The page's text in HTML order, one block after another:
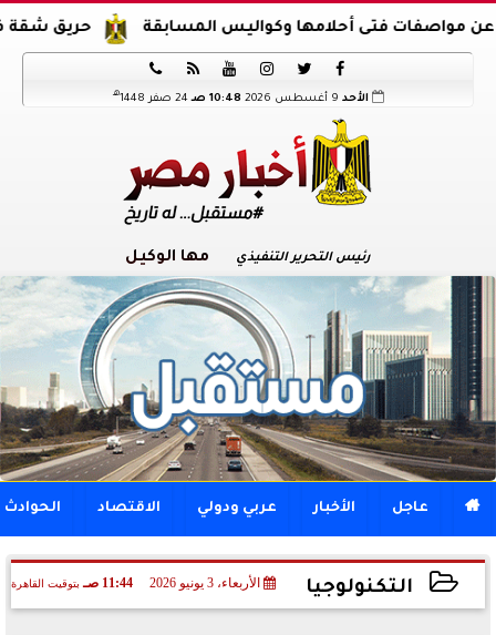
حريق شقة في الدرب أحلامها وكواليس المسابقة






الأحد 10:48 صـ 24 صفر 1448 هـ
رئيس التحرير التنفيذي مها الوكيل
 عاجل الأخبار عربي ودولي الاقتصاد الحوادث
التكنولوجيا الأربعاء، 3 يونيو 2026 11:44 صـ بتوقيت القاهرة